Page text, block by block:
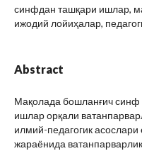
синфдан ташқари ишлар,
ижодий лойиҳалар,
Abstract
Мақолада бошланғич синф
ишлар орқали
илмий-педагогик
жараёнида